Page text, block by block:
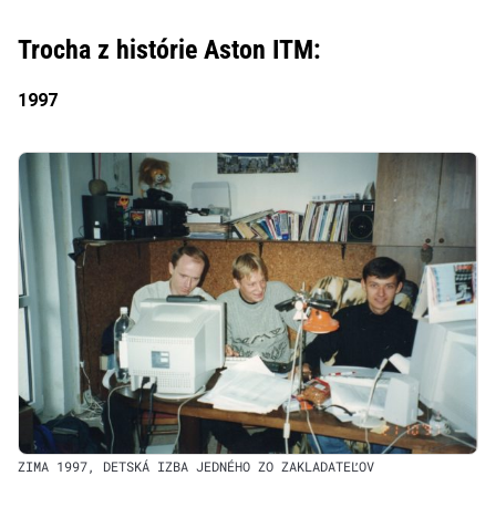
Trocha z histórie Aston ITM:
1997
ZIMA 1997, DETSKÁ IZBA JEDNÉHO ZO ZAKLADATEĽOV